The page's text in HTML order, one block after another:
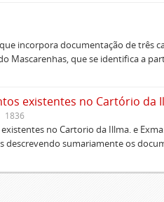
incorpora documentação de três
Mascarenhas, que se identifica a
1836
no Cartorio da Illma. e
descrevendo sumariamente os